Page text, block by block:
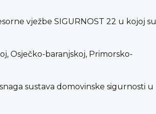
vježbe SIGURNOST 22 u kojoj su
Osječko-baranjskoj, Primorsko-
sustava domovinske sigurnosti u